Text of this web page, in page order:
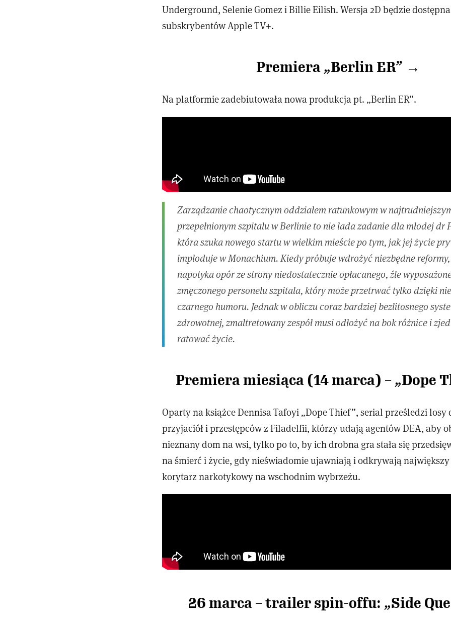
Underground, Selenie Gomez i Billie Eilish. Wersja 2D będzie
subskrybentów Apple TV+.
Premiera „Berlin ER” →
Na platformie zadebiutowała nowa produkcja pt. „Berlin ER”.
Zarządzanie chaotycznym oddziałem ratunkowym w
przepełnionym szpitalu w Berlinie to nie lada zadanie dla młodej dr
która szuka nowego startu w wielkim mieście po tym, jak jej życie
imploduje w Monachium. Kiedy próbuje wdrożyć niezbędne
napotyka opór ze strony niedostatecznie opłacanego, źle
zmęczonego personelu szpitala, który może przetrwać tylko dzięki
czarnego humoru. Jednak w obliczu coraz bardziej bezlitosnego
zdrowotnej, zmaltretowany zespół musi odłożyć na bok różnice i
ratować życie.
Premiera miesiąca (14 marca) – „Dope
Oparty na książce Dennisa Tafoyi „Dope Thief”, serial prześledzi losy
przyjaciół i przestępców z Filadelfii, którzy udają agentów DEA, aby
nieznany dom na wsi, tylko po to, by ich drobna gra stała się
na śmierć i życie, gdy nieświadomie ujawniają i odkrywają
korytarz narkotykowy na wschodnim wybrzeżu.
26 marca – trailer spin-offu: „Side